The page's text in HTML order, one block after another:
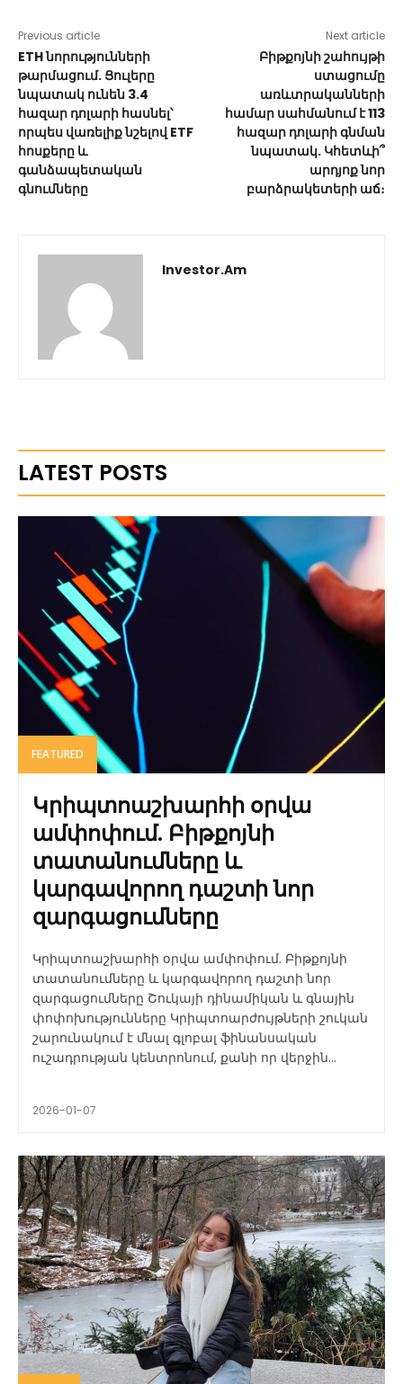
Previous article
ETH նորությունների
թարմացում. Ցուլերը
նպատակ ունեն 3.4
հազար դոլարի հասնել՝
որպես վառելիք նշելով ETF
հոսքերը և
գանձապետական
գնումները
Next article
Բիթքոյնի շահույթի
ստացումը
առևտրականների
համար սահմանում է 113
հազար դոլարի գնման
նպատակ. Կհետևի՞
արդյոք նոր
բարձրակետերի աճ։
Investor.am
LATEST POSTS
FEATURED
Կրիպտոաշխարհի օրվա
ամփոփում. Բիթքոյնի
տատանումները և
կարգավորող դաշտի նոր
զարգացումները
Կրիպտոաշխարհի օրվա ամփոփում. Բիթքոյնի
տատանումները և կարգավորող դաշտի նոր
զարգացումները Շուկայի դինամիկան և գնային
փոփոխությունները Կրիպտոարժույթների շուկան
շարունակում է մնալ գլոբալ ֆինանսական
ուշադրության կենտրոնում, քանի որ վերջին...
2026-01-07